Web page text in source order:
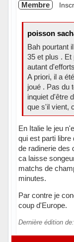
Membre
poisson
Bah pourtant
35 et plus . Et
autant
A priori, il a
joué . Pas du
inquiet d'être
que s'il vient,
En Italie le jeu
qui est parti libre
de radinerie des
ca laisse
matchs de
minutes.
Par contre je
coup d'Europe.
Dernière édition